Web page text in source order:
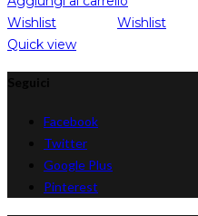
Wishlist
Wishlist
Quick view
Facebook
Twitter
Google Plus
Pinterest